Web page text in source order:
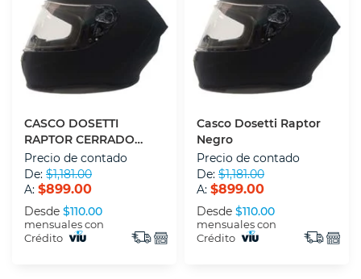
CASCO DOSETTI
RAPTOR CERRADO
NEGRO MATE XL
Precio de contado
De: $1,181.00
A: $899.00
Desde $110.00
mensuales con
Crédito
Casco Dosetti Raptor
Negro
Precio de contado
De: $1,181.00
A: $899.00
Desde $110.00
mensuales con
Crédito